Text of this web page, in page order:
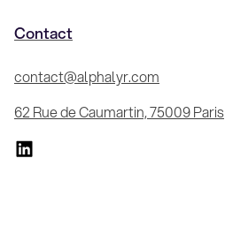
Contact
contact@alphalyr.com
62 Rue de Caumartin, 75009 Paris